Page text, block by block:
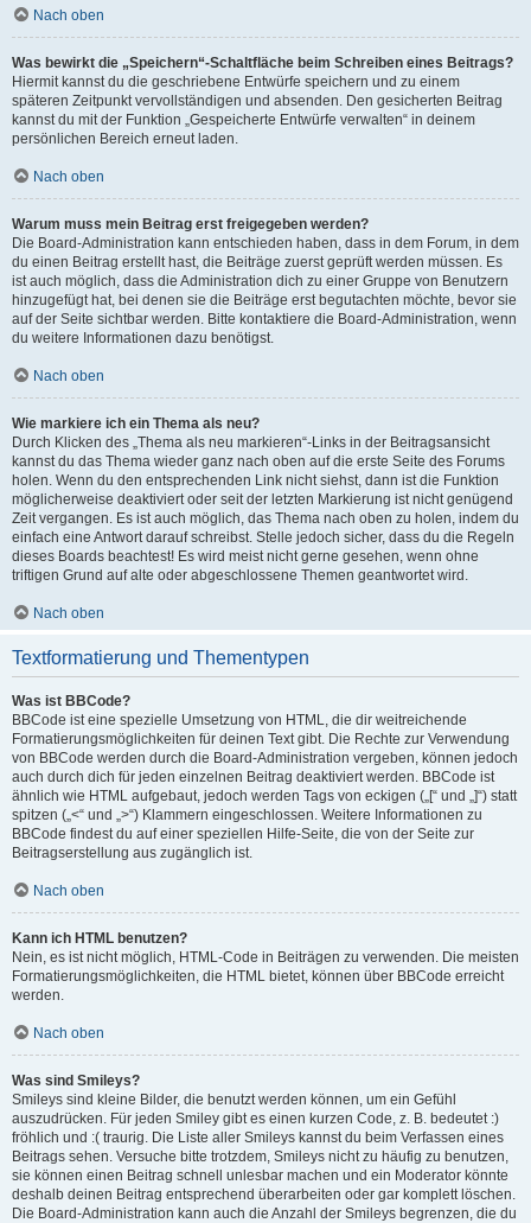
Nach oben
Was bewirkt die „Speichern“-Schaltfläche beim Schreiben eines Beitrags?
Hiermit kannst du die geschriebene Entwürfe speichern und zu einem
späteren Zeitpunkt vervollständigen und absenden. Den gesicherten Beitrag
kannst du mit der Funktion „Gespeicherte Entwürfe verwalten“ in deinem
persönlichen Bereich erneut laden.
Nach oben
Warum muss mein Beitrag erst freigegeben werden?
Die Board-Administration kann entschieden haben, dass in dem Forum, in dem
du einen Beitrag erstellt hast, die Beiträge zuerst geprüft werden müssen. Es
ist auch möglich, dass die Administration dich zu einer Gruppe von Benutzern
hinzugefügt hat, bei denen sie die Beiträge erst begutachten möchte, bevor sie
auf der Seite sichtbar werden. Bitte kontaktiere die Board-Administration, wenn
du weitere Informationen dazu benötigst.
Nach oben
Wie markiere ich ein Thema als neu?
Durch Klicken des „Thema als neu markieren“-Links in der Beitragsansicht
kannst du das Thema wieder ganz nach oben auf die erste Seite des Forums
holen. Wenn du den entsprechenden Link nicht siehst, dann ist die Funktion
möglicherweise deaktiviert oder seit der letzten Markierung ist nicht genügend
Zeit vergangen. Es ist auch möglich, das Thema nach oben zu holen, indem du
einfach eine Antwort darauf schreibst. Stelle jedoch sicher, dass du die Regeln
dieses Boards beachtest! Es wird meist nicht gerne gesehen, wenn ohne
triftigen Grund auf alte oder abgeschlossene Themen geantwortet wird.
Nach oben
Textformatierung und Thementypen
Was ist BBCode?
BBCode ist eine spezielle Umsetzung von HTML, die dir weitreichende
Formatierungsmöglichkeiten für deinen Text gibt. Die Rechte zur Verwendung
von BBCode werden durch die Board-Administration vergeben, können jedoch
auch durch dich für jeden einzelnen Beitrag deaktiviert werden. BBCode ist
ähnlich wie HTML aufgebaut, jedoch werden Tags von eckigen („[“ und „]“) statt
spitzen („<“ und „>“) Klammern eingeschlossen. Weitere Informationen zu
BBCode findest du auf einer speziellen Hilfe-Seite, die von der Seite zur
Beitragserstellung aus zugänglich ist.
Nach oben
Kann ich HTML benutzen?
Nein, es ist nicht möglich, HTML-Code in Beiträgen zu verwenden. Die meisten
Formatierungsmöglichkeiten, die HTML bietet, können über BBCode erreicht
werden.
Nach oben
Was sind Smileys?
Smileys sind kleine Bilder, die benutzt werden können, um ein Gefühl
auszudrücken. Für jeden Smiley gibt es einen kurzen Code, z. B. bedeutet :)
fröhlich und :( traurig. Die Liste aller Smileys kannst du beim Verfassen eines
Beitrags sehen. Versuche bitte trotzdem, Smileys nicht zu häufig zu benutzen,
sie können einen Beitrag schnell unlesbar machen und ein Moderator könnte
deshalb deinen Beitrag entsprechend überarbeiten oder gar komplett löschen.
Die Board-Administration kann auch die Anzahl der Smileys begrenzen, die du